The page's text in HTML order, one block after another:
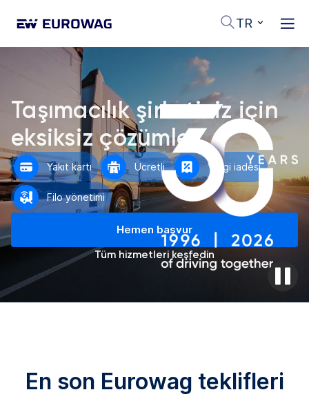
TR
Taşımacılık şirketiniz için
eksiksiz çözümler
Yakıt kartı Ücretli Vergi iadesi
Filo yönetimi
Hemen başvur
Tüm hizmetleri keşfedin
En son Eurowag teklifleri